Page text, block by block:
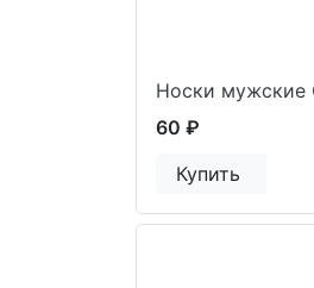
Носки мужские
60 ₽
Купить